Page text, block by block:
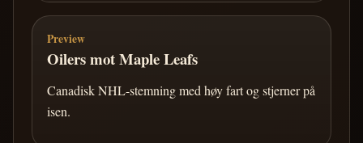
Preview
Oilers mot Maple Leafs
Canadisk NHL-stemning med høy fart og stjerner på
isen.